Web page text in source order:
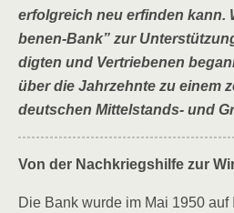
erfolg­reich neu erfin­den kann.
be­nen-Bank” zur
dig­ten und Ver­trie­be­nen
über die Jahr­zehn­te zu einem
deut­schen Mit­tel­stands- und
Von der Nach­kriegs­hil­fe zur
Die Bank wur­de im Mai 1950